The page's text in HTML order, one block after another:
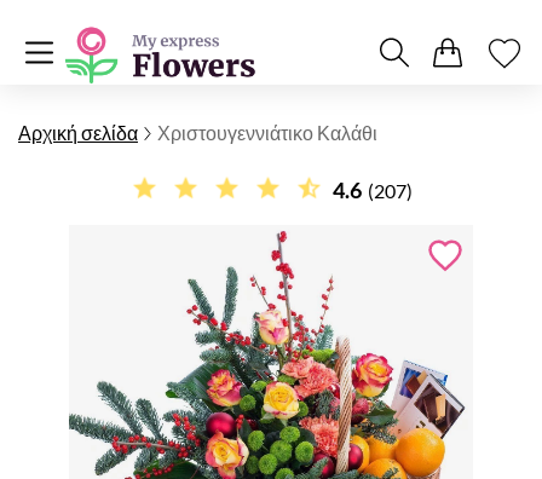
Αρχική σελίδα Χριστουγεννιάτικο Καλάθι
4.6 (207)